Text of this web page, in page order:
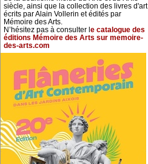
siècle, ainsi que la collection des livres d'art
écrits par Alain Vollerin et édités par
Mémoire des Arts.
N’hésitez pas à consulter l e catalogue des
éditions Mémoire des Arts sur memoire-
des-arts.com